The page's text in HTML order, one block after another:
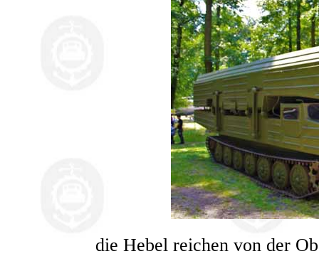
die Hebel reichen von der